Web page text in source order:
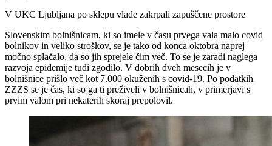
V UKC Ljubljana po sklepu vlade zakrpali zapuščene prostore
Slovenskim bolnišnicam, ki so imele v času prvega vala malo covid
bolnikov in veliko stroškov, se je tako od konca oktobra naprej
močno splačalo, da so jih sprejele čim več. To se je zaradi naglega
razvoja epidemije tudi zgodilo. V dobrih dveh mesecih je v
bolnišnice prišlo več kot 7.000 okuženih s covid-19. Po podatkih
ZZZS se je čas, ki so ga ti preživeli v bolnišnicah, v primerjavi s
prvim valom pri nekaterih skoraj prepolovil.